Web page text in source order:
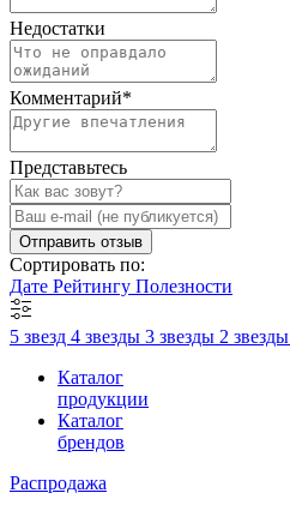
Недостатки
Комментарий*
Представьтесь
Отправить отзыв
Сортировать по:
Дате Рейтингу Полезности
5 звезд 4 звезды 3 звезды 2 звезды
Каталог
продукции
Каталог
брендов
Распродажа